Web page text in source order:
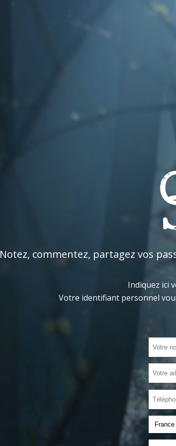
Notez, commentez, partagez vos
Indiquez ici
Votre identifiant personnel